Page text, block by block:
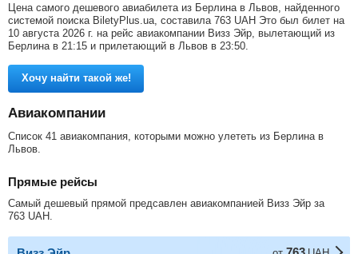
Цена самого дешевого авиабилета из Берлина в Львов, найденного
системой поиска BiletyPlus.ua, составила 763 UAH Это был билет на
10 августа 2026 г. на рейс авиакомпании Визз Эйр, вылетающий из
Берлина в 21:15 и прилетающий в Львов в 23:50.
Хочу найти такой же!
Авиакомпании
Список 41 авиакомпания, которыми можно улететь из Берлина в
Львов.
Прямые рейсы
Самый дешевый прямой предсавлен авиакомпанией Визз Эйр за
763 UAH